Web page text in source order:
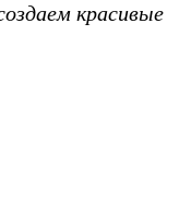
красивые